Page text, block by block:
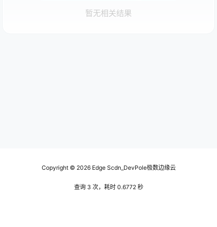
暂无相关结果
Copyright © 2026Edge Scdn_DevPole极数边缘云
查询 3 次，耗时 0.6772 秒